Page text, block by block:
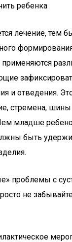
ребенка
лечение, тем
применяются
и отведения.
стремена, шины
младше
быть
проблемы с
не